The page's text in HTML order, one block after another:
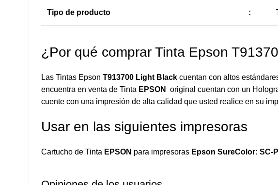
Tipo de producto :
¿Por qué comprar Tinta Epson
Las Tintas Epson T913700 Light Black cuentan con altos
encuentra en venta de Tinta EPSON
original cuentan con un
cuente con una impresión de alta calidad que usted realice en su
Usar en las siguientes impresoras
Cartucho de Tinta EPSON para impresoras Epson SureColor: SC-